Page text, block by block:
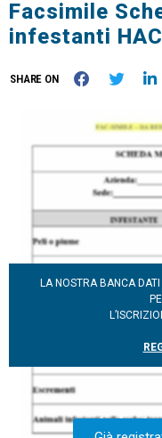
Facsimile
infestanti
SHARE ON
LA NOSTRA BANCA